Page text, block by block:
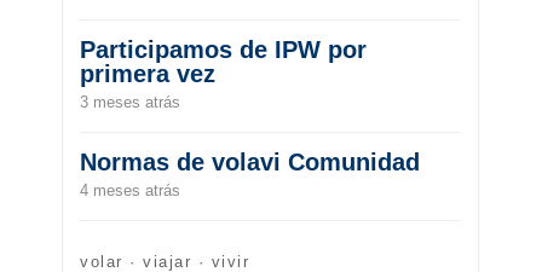
Participamos de IPW por
primera vez
3 meses atrás
Normas de volavi Comunidad
4 meses atrás
volar · viajar · vivir